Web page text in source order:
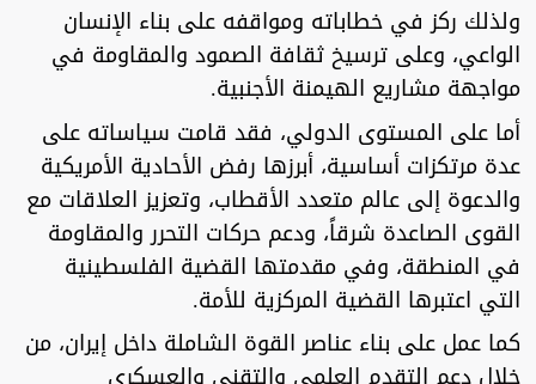
ولذلك ركز في خطاباته ومواقفه على بناء الإنسان
الواعي، وعلى ترسيخ ثقافة الصمود والمقاومة في
مواجهة مشاريع الهيمنة الأجنبية.
أما على المستوى الدولي، فقد قامت سياساته على
عدة مرتكزات أساسية، أبرزها رفض الأحادية الأمريكية
والدعوة إلى عالم متعدد الأقطاب، وتعزيز العلاقات مع
القوى الصاعدة شرقاً، ودعم حركات التحرر والمقاومة
في المنطقة، وفي مقدمتها القضية الفلسطينية
التي اعتبرها القضية المركزية للأمة.
كما عمل على بناء عناصر القوة الشاملة داخل إيران، من